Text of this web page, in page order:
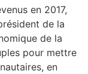
en 2017,
de la
de la
pour mettre
en